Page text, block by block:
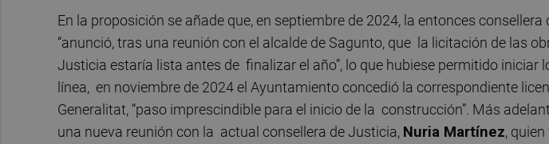
En la proposición se añade que, en septiembre de 2024, la entonces
“anunció, tras una reunión con el alcalde de Sagunto, que la licitación de las
Justicia estaría lista antes de finalizar el año”, lo que hubiese permitido iniciar
línea, en noviembre de 2024 el Ayuntamiento concedió la correspondiente
Generalitat, “paso imprescindible para el inicio de la construcción”. Más
una nueva reunión con la actual consellera de Justicia, Nuria Martínez,